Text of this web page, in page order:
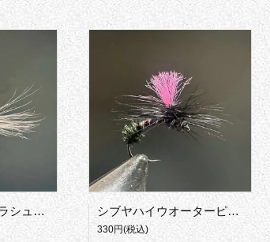
シブヤブラウンパラシュート シブヤハイウオーターピーパラ
330円(税込)